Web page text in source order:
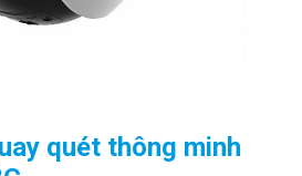
quét thông minh